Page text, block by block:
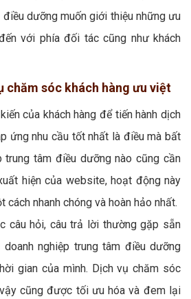
điều dưỡng muốn giới thiệu những ưu
với phía đối tác cũng như khách
chăm sóc khách hàng ưu việt
của khách hàng để tiến hành dịch
ứng nhu cầu tốt nhất là điều mà bất
trung tâm điều dưỡng nào cũng cần
hiện của website, hoạt động này
cách nhanh chóng và hoàn hảo nhất.
câu hỏi, câu trả lời thường gặp sẵn
nghiệp trung tâm điều dưỡng
gian của mình. Dịch vụ chăm sóc
cũng được tối ưu hóa và đem lại